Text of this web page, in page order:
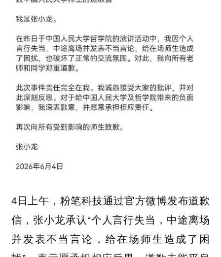
4日上午，粉笔科技通过官方微博发布道歉
信，张小龙承认“个人言行失当，中途离场
并发表不当言论，给在场师生造成了困